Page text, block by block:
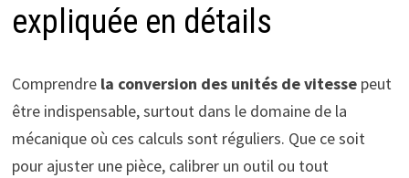
expliquée en détails
Comprendrela conversion des unités de vitessepeut
être indispensable, surtout dans le domaine de la
mécanique où ces calculs sont réguliers. Que ce soit
pour ajuster une pièce, calibrer un outil ou tout